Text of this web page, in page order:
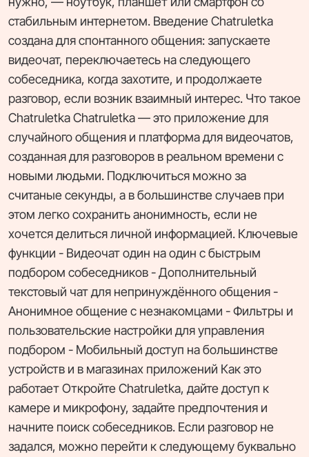
стабильным интернетом. Введение Chatruletka
создана для спонтанного общения: запускаете
видеочат, переключаетесь на следующего
собеседника, когда захотите, и продолжаете
разговор, если возник взаимный интерес. Что такое
Chatruletka Chatruletka — это приложение для
случайного общения и платформа для видеочатов,
созданная для разговоров в реальном времени с
новыми людьми. Подключиться можно за
считаные секунды, а в большинстве случаев при
этом легко сохранить анонимность, если не
хочется делиться личной информацией. Ключевые
функции - Видеочат один на один с быстрым
подбором собеседников - Дополнительный
текстовый чат для непринуждённого общения -
Анонимное общение с незнакомцами - Фильтры и
пользовательские настройки для управления
подбором - Мобильный доступ на большинстве
устройств и в магазинах приложений Как это
работает Откройте Chatruletka, дайте доступ к
камере и микрофону, задайте предпочтения и
начните поиск собеседников. Если разговор не
задался, можно перейти к следующему буквально